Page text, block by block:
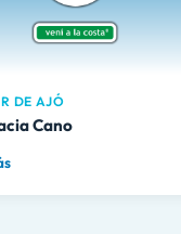
DE AJÓ
Cano